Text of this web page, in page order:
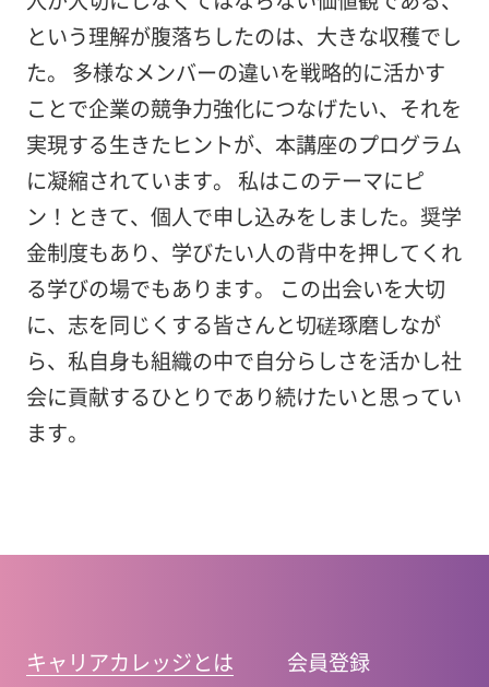
という理解が腹落ちしたのは、大きな収穫でし
た。 多様なメンバーの違いを戦略的に活かす
ことで企業の競争力強化につなげたい、それを
実現する生きたヒントが、本講座のプログラム
に凝縮されています。 私はこのテーマにピ
ン！ときて、個人で申し込みをしました。奨学
金制度もあり、学びたい人の背中を押してくれ
る学びの場でもあります。 この出会いを大切
に、志を同じくする皆さんと切磋琢磨しなが
ら、私自身も組織の中で自分らしさを活かし社
会に貢献するひとりであり続けたいと思ってい
ます。
キャリアカレッジとは
会員登録